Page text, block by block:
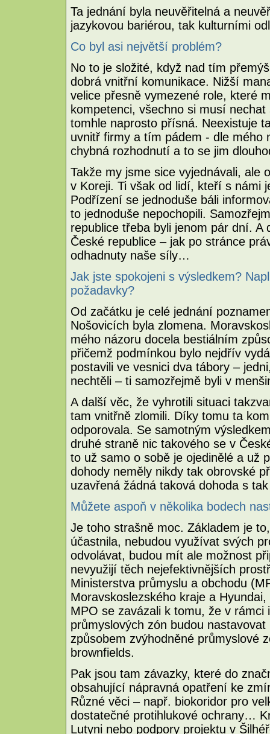
Ta jednání byla neuvěřitelná a
jazykovou bariérou, tak kulturními
Co byl asi největší problém?
No to je složité, když nad tím
dobrá vnitřní komunikace. Nižší
velice přesně vymezené role, které
kompetenci, všechno si musí
tomhle naprosto přísná. Neexistuje
uvnitř firmy a tím pádem - dle mého
chybná rozhodnutí a to se jim
Takže my jsme sice vyjednávali, ale
v Koreji. Ti však od lidí, kteří s námi
Podřízení se jednoduše báli
to jednoduše nepochopili.
republice třeba byli jenom pár dní.
České republice – jak po stránce
odhadnuty naše síly…
Jak jste spokojeni s výsledkem?
požadavky?
Od začátku je celé jednání
Nošovicích byla zlomena.
mého názoru docela bestiálním
přičemž podmínkou bylo nejdřív
postavili ve vesnici dva tábory –
nechtěli – ti samozřejmě byli v
A další věc, že vyhrotili situaci
tam vnitřně zlomili. Díky tomu ta
odporovala. Se samotným
druhé straně nic takového se v
to už samo o sobě je ojedinělé a už
dohody neměly nikdy tak obrovské
uzavřená žádná taková dohoda s
Můžete aspoň v několika bodech
Je toho strašně moc. Základem je
účastnila, nebudou využívat svých
odvolávat, budou mít ale možnost
nevyužijí těch nejefektivnějších
Ministerstva průmyslu a obchodu
Moravskoslezského kraje a
MPO se zavázali k tomu, že v rámci
průmyslových zón budou
způsobem zvýhodněné průmyslové
brownfields.
Pak jsou tam závazky, které do
obsahující nápravná opatření ke
Různé věci – např. biokoridor pro
dostatečné protihlukové ochrany…
Lutyni nebo podpory projektu v